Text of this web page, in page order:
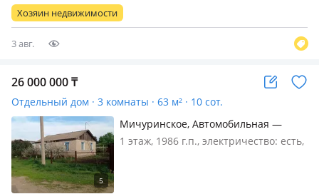
Ассалаумагаллейкум Баршанызга
Мичурино ауылынан 245кв/м
Хозяин недвижимости
3 авг.
26 000 000₸
Отдельный дом · 3 комнаты · 63 м² · 10 сот.
Мичуринское, Автомобильная —
Пересекается ул.Казахстанская
1 этаж, 1986 г.п., электричество: есть,